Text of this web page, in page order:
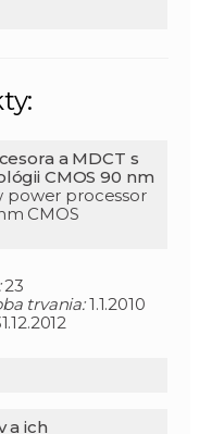
a MDCT s
CMOS 90 nm
power processor
CMOS
23
trvania:1.1.2010
a ich